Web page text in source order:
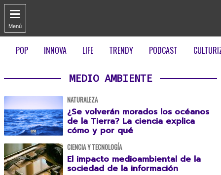

Menú
POP INNOVA LIFE TRENDY PODCAST
MEDIO AMBIENTE
NATURALEZA
¿Se volverán morados los océanos
de la Tierra? La ciencia explica
cómo y por qué
CIENCIA Y TECNOLOGÍA
El impacto medioambiental de la
sociedad de la información